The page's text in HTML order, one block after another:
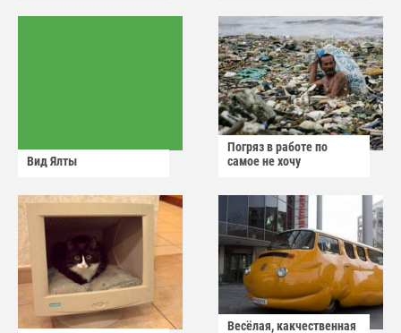
Вид Ялты
Погряз в работе по
самое не хочу
Весёлая, какчественная